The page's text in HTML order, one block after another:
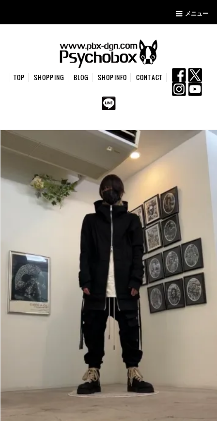
メニュー
TOP SHOPPING BLOG SHOPINFO CONTACT